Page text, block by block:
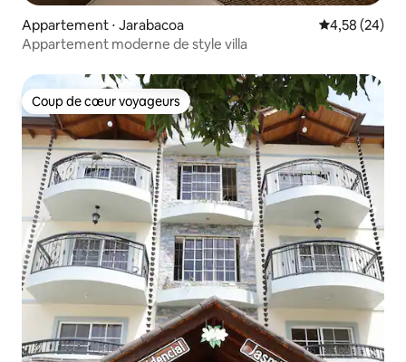
Appartement ⋅ Jarabacoa Évaluation
4,58 (24)
Appartement moderne de style villa
Coup de cœur voyageurs
Coup de cœur voyageurs